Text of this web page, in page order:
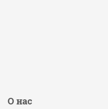
Звуковой анализ
О нас